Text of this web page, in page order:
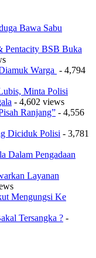
Bawa Sabu
Pentacity BSB Buka
Warga - 4,794
Minta Polisi
- 4,602 views
Ranjang” - 4,556
Diciduk Polisi - 3,781
Dalam Pengadaan
Layanan
Mengungsi Ke
Tersangka ? -